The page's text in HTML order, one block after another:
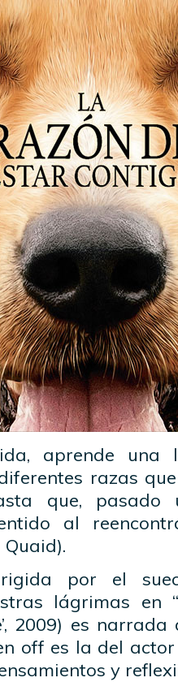
aprende una
razas
que,
al
por el
lágrimas en
2009) es
off es la del actor
y